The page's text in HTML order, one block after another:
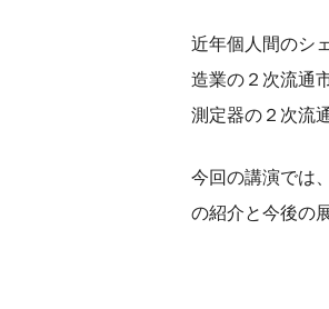
近年個人間のシ
造業の２次流通
測定器の２次流
今回の講演では
の紹介と今後の